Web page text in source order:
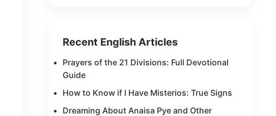
Recent English Articles
Prayers of the 21 Divisions: Full Devotional
Guide
How to Know if I Have Misterios: True Signs
Dreaming About Anaisa Pye and Other